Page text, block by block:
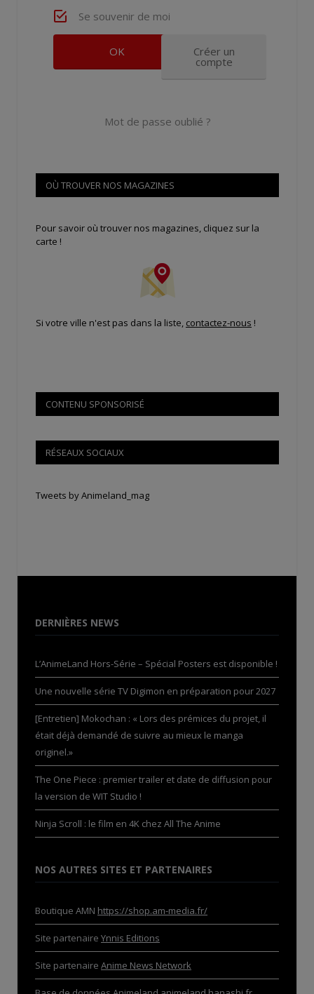
Se souvenir de moi
Créer un
compte
Mot de passe oublié ?
OÙ TROUVER NOS MAGAZINES
Pour savoir où trouver nos magazines, cliquez sur la
carte !
Si votre ville n'est pas dans la liste, contactez-nous !
CONTENU SPONSORISÉ
RÉSEAUX SOCIAUX
Tweets by Animeland_mag
DERNIÈRES NEWS
L’AnimeLand Hors-Série – Spécial Posters est disponible !
Une nouvelle série TV Digimon en préparation pour 2027
[Entretien] Mokochan : « Lors des prémices du projet, il
était déjà demandé de suivre au mieux le manga
originel.»
The One Piece : premier trailer et date de diffusion pour
la version de WIT Studio !
Ninja Scroll : le film en 4K chez All The Anime
NOS AUTRES SITES ET PARTENAIRES
Boutique AMN https://shop.am-media.fr/
Site partenaire Ynnis Editions
Site partenaire Anime News Network